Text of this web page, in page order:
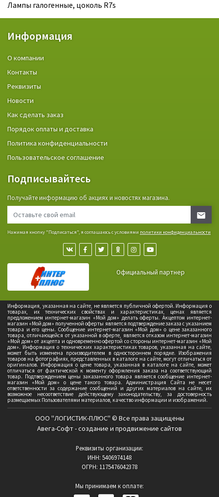
Лампы галогенные, цоколь R7s
Информация
О компании
Контакты
Реквизиты
Новости
Как сделать заказ
Порядок оплаты и доставка
Политика конфиденциальности
Пользовательское соглашение
Подписывайтесь
Получайте информацию об акциях и новостях магазина.
Нажимая кнопку "Подписаться", я соглашаюсь с условиями политики конфиденциальности
Официальный партнер
Информация, указанная на сайте, не является публичной офертой. Информация о
товарах, их технических свойствах и характеристиках, ценах является
предложением интернет-магазин «Мой дом» делать оферты. Акцептом интернет-
магазин «Мой дом» полученной оферты является подтверждение заказа с указанием
товара и его цены. Сообщение интернет-магазин «Мой дом» о цене заказанного
товара, отличающейся от указанной в оферте, является отказом интернет-магазин
«Мой дом» от акцепта и одновременно офертой со стороны интернет-магазин «Мой
дом». Информация о технических характеристиках товаров, указанная на сайте,
может быть изменена производителем в одностороннем порядке. Изображения
товаров на фотографиях, представленных в каталоге на сайте, могут отличаться от
оригиналов. Информация о цене товара, указанная в каталоге на сайте, может
отличаться от фактической к моменту оформления заказа на соответствующий
товар. Подтверждением цены заказанного товара является сообщение интернет-
магазин «Мой дом» о цене такого товара. Администрация Сайта не несет
ответственности за содержание сообщений и других материалов на сайте, их
возможное несоответствие действующему законодательству, за достоверность
размещаемых Пользователями материалов, качество информации и изображений.
ООО "ЛОГИСТИК-ПЛЮС" © Все права защищены
Авега-Софт - создание и продвижение сайтов
Реквизиты организации:
ИНН: 5406974148
ОГРН: 1175476042378
Мы принимаем к оплате: